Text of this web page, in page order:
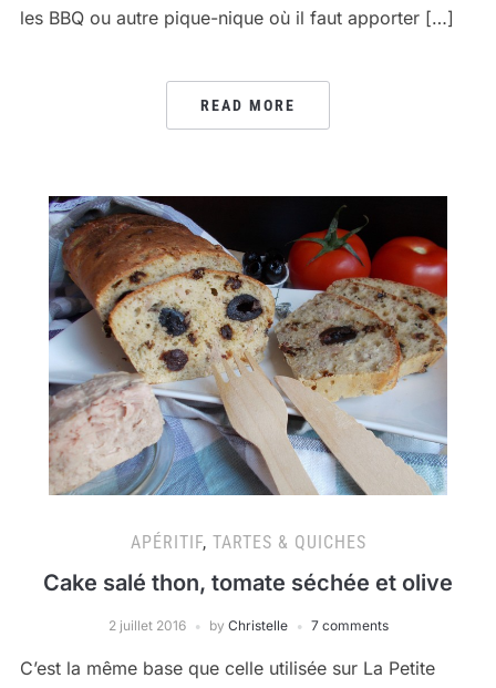
les BBQ ou autre pique-nique où il faut apporter […]
READ MORE
APÉRITIF, TARTES & QUICHES
Cake salé thon, tomate séchée et olive
2 juillet 2016 by Christelle 7 comments
C’est la même base que celle utilisée sur La Petite